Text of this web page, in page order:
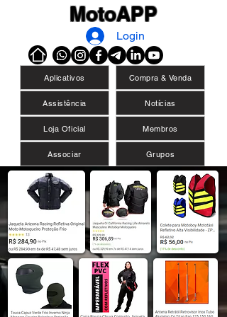
MotoAPP
Login
Aplicativos
Assistência
Loja Oficial
Associar
Compra & Venda
Notícias
Membros
Grupos